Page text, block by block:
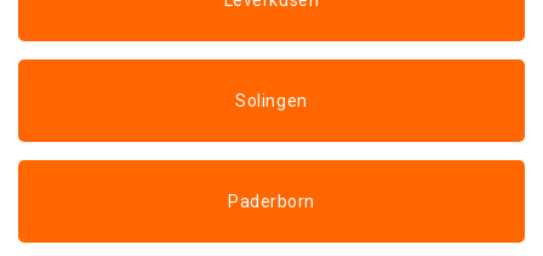
Solingen
Paderborn